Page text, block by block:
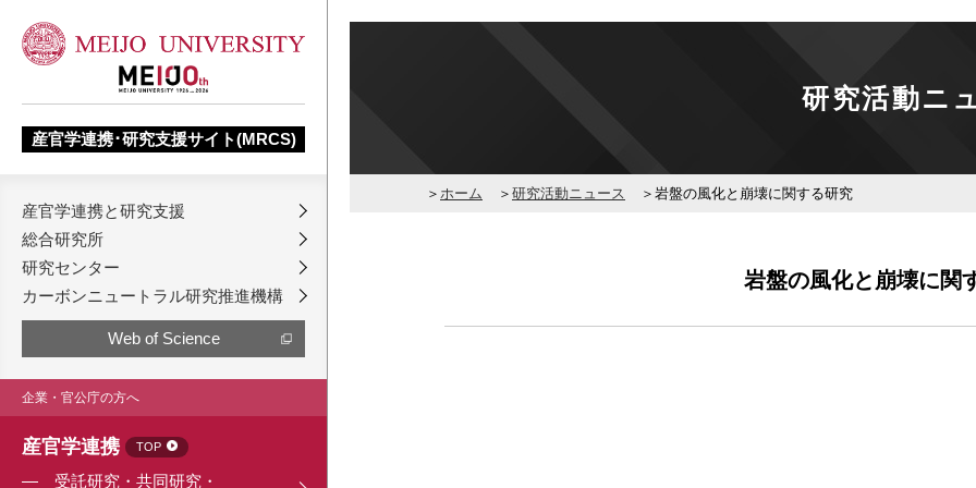
産官学連携･研究支援サイト(MRCS)
産官学連携と研究支援
総合研究所
研究センター
カーボンニュートラル研究推進機構
Web of Science
企業・官公庁の方へ
産官学連携 TOP
受託研究・共同研究・
研究活動ニ
ホーム 研究活動ニュース 岩盤の風化と崩壊に関する研究
岩盤の風化と崩壊に関